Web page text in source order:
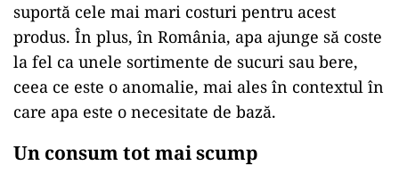
suportă cele mai mari costuri pentru acest
produs. În plus, în România, apa ajunge să coste
la fel ca unele sortimente de sucuri sau bere,
ceea ce este o anomalie, mai ales în contextul în
care apa este o necesitate de bază.
Un consum tot mai scump